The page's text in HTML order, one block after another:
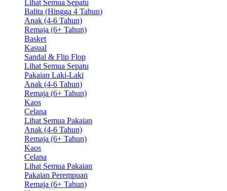
Lihat Semua Sepatu
Balita (Hingga 4 Tahun)
Anak (4-6 Tahun)
Remaja (6+ Tahun)
Basket
Kasual
Sandal & Flip Flop
Lihat Semua Sepatu
Pakaian Laki-Laki
Anak (4-6 Tahun)
Remaja (6+ Tahun)
Kaos
Celana
Lihat Semua Pakaian
Anak (4-6 Tahun)
Remaja (6+ Tahun)
Kaos
Celana
Lihat Semua Pakaian
Pakaian Perempuan
Remaja (6+ Tahun)